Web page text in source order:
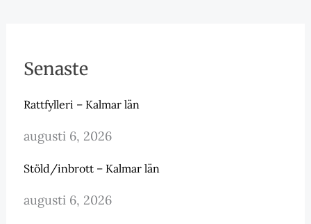
Senaste
Rattfylleri – Kalmar län
augusti 6, 2026
Stöld/inbrott – Kalmar län
augusti 6, 2026